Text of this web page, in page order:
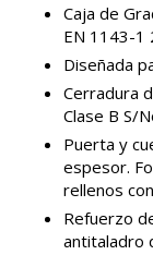
Caja de
EN 1143-1
Diseñada
Cerradura
Clase B S/
Puerta y
espesor.
rellenos
Refuerzo
antitaladro